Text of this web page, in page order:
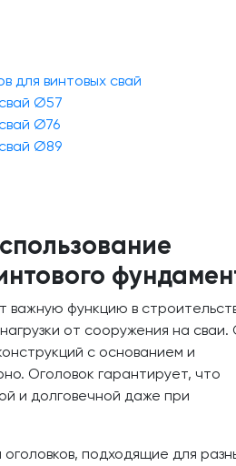
для винтовых свай
Ø57
Ø76
Ø89
важную функцию в
от сооружения на сваи.
с основанием и
Оголовок гарантирует, что
и долговечной даже при
подходящие для